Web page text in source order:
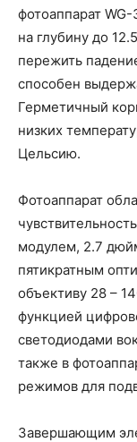
фотоаппарат
на глубину до
пережить
способен
Герметичный
низких
Цельсию.
Фотоаппарат
модулем, 2.7
пятикратным
объективу 28 –
функцией
светодиодами
также в
режимов для
Завершающим